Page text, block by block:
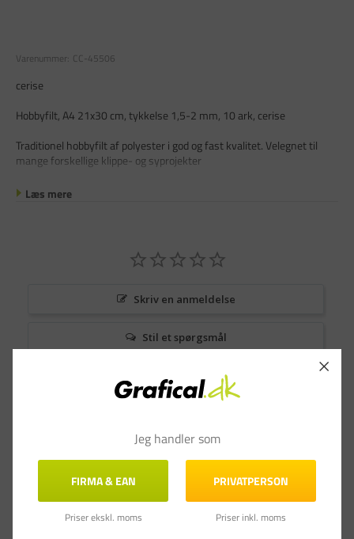
Varenummer: CC-45506
cerise
Hobbyfilt, A4 21x30 cm, tykkelse 1,5-2 mm, 10 ark, cerise
Traditionel hobbyfilt af polyester i god og fast kvalitet. Velegnet til
mange forskellige klippe- og syprojekter
Læs mere
Skriv en anmeldelse
Stil et spørgsmål
Spørgsmål & Svar
Jeg handler som
FIRMA & EAN
Priser ekskl. moms
PRIVATPERSON
Priser inkl. moms